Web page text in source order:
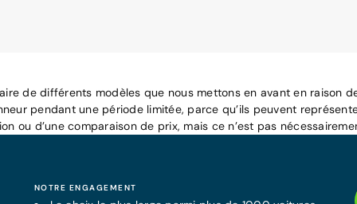
de différents modèles que nous mettons en avant en raison
pendant une période limitée, parce qu’ils peuvent
ou d’une comparaison de prix, mais ce n’est pas
NOTRE ENGAGEMENT